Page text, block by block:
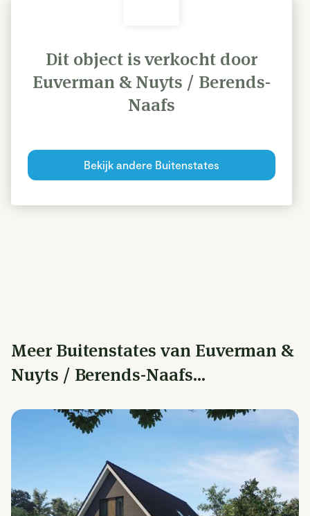
Dit object is verkocht door
Euverman & Nuyts / Berends-
Naafs
Bekijk andere Buitenstates
Meer Buitenstates van Euverman &
Nuyts / Berends-Naafs...